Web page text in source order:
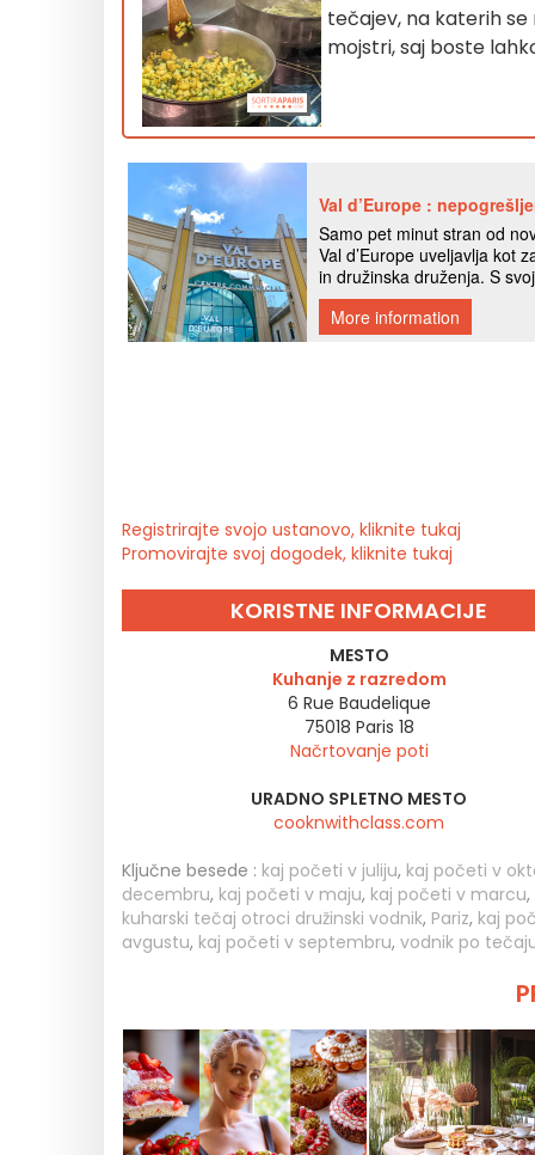
tečajev, na katerih se
mojstri, saj boste
Registrirajte svojo ustanovo, kliknite tukaj
Promovirajte svoj dogodek, kliknite tukaj
KORISTNE INFORMACIJE
MESTO
Kuhanje z razredom
6 Rue Baudelique
75018 Paris 18
Načrtovanje poti
URADNO SPLETNO MESTO
cooknwithclass.com
Ključne besede : kaj početi v juliju, kaj početi v
decembru, kaj početi v maju, kaj početi v marcu,
kuharski tečaj otroci družinski vodnik, Pariz, kaj
avgustu, kaj početi v septembru, vodnik po